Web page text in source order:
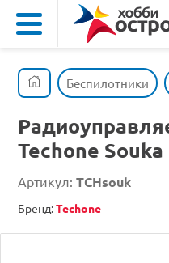
Беспилотники
Techone Souka
Артикул: TCHsouk
Бренд:Techone